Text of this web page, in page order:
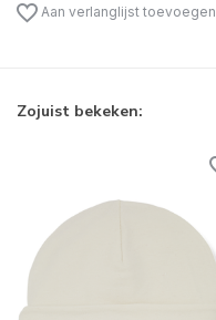
Aan verlanglijst toevoegen
Zojuist bekeken: